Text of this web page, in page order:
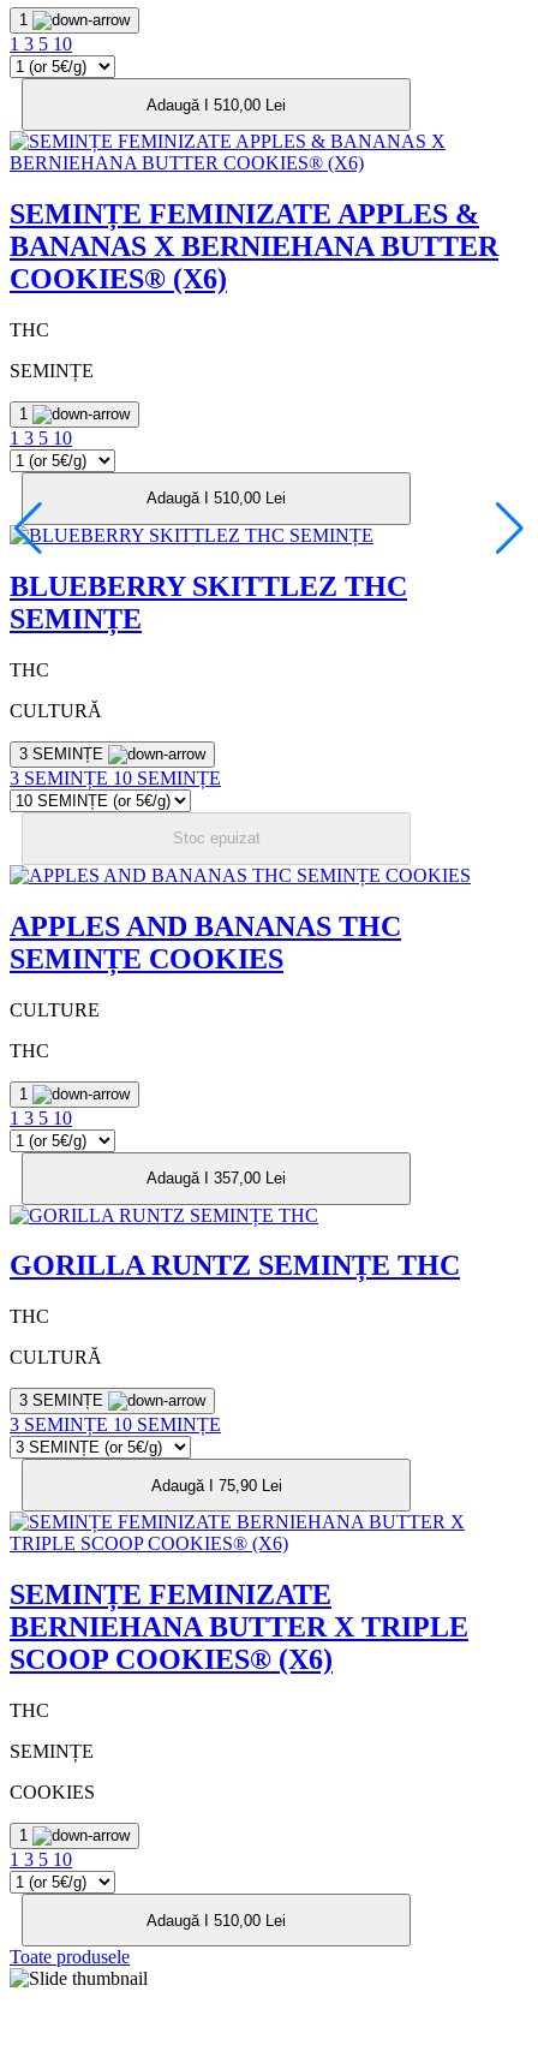
1
1 3 5 10
Adaugă I 510,00 Lei
SEMINȚE FEMINIZATE APPLES &
BANANAS X BERNIEHANA BUTTER
COOKIES® (X6)
THC
SEMINȚE
1
1 3 5 10
Adaugă I 510,00 Lei
BLUEBERRY SKITTLEZ THC
SEMINȚE
THC
CULTURĂ
3 SEMINȚE
3 SEMINȚE 10 SEMINȚE
Stoc epuizat
APPLES AND BANANAS THC
SEMINȚE COOKIES
CULTURE
THC
1
1 3 5 10
Adaugă I 357,00 Lei
GORILLA RUNTZ SEMINȚE THC
THC
CULTURĂ
3 SEMINȚE
3 SEMINȚE 10 SEMINȚE
Adaugă I 75,90 Lei
SEMINȚE FEMINIZATE
BERNIEHANA BUTTER X TRIPLE
SCOOP COOKIES® (X6)
THC
SEMINȚE
COOKIES
1
1 3 5 10
Adaugă I 510,00 Lei
Toate produsele